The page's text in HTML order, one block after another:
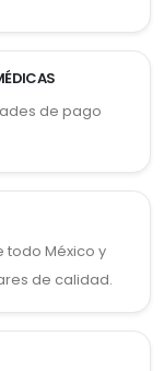
de pago
todo México y
de calidad.